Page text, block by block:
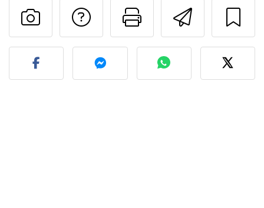
Imprima
Falar com o autor
Fez esta receita?